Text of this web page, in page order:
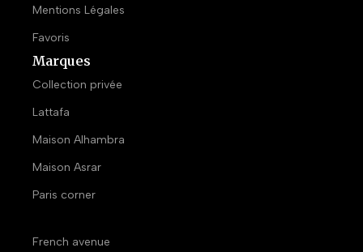
Mentions Légales
Favoris
Marques
Collection privée
Lattafa
Maison Alhambra
Maison Asrar
Paris corner
French avenue